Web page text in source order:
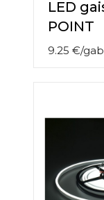
LED
POINT
9.25 €/